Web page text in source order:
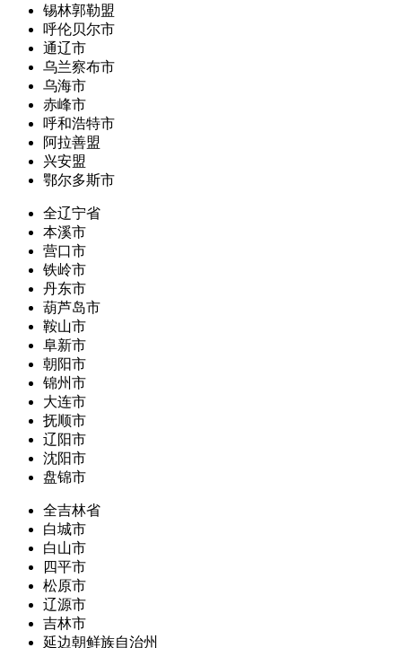
锡林郭勒盟
呼伦贝尔市
通辽市
乌兰察布市
乌海市
赤峰市
呼和浩特市
阿拉善盟
兴安盟
鄂尔多斯市
全辽宁省
本溪市
营口市
铁岭市
丹东市
葫芦岛市
鞍山市
阜新市
朝阳市
锦州市
大连市
抚顺市
辽阳市
沈阳市
盘锦市
全吉林省
白城市
白山市
四平市
松原市
辽源市
吉林市
延边朝鲜族自治州